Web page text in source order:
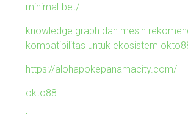
minimal-bet/
knowledge graph dan mesin
kompatibilitas untuk ekosistem
https://alohapokepanamacity.com/
okto88